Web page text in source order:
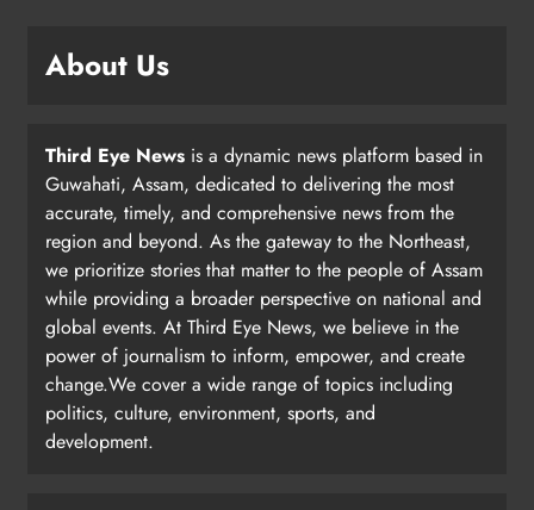
About Us
Third Eye News is a dynamic news platform based in
Guwahati, Assam, dedicated to delivering the most
accurate, timely, and comprehensive news from the
region and beyond. As the gateway to the Northeast,
we prioritize stories that matter to the people of Assam
while providing a broader perspective on national and
global events. At Third Eye News, we believe in the
power of journalism to inform, empower, and create
change.We cover a wide range of topics including
politics, culture, environment, sports, and
development.